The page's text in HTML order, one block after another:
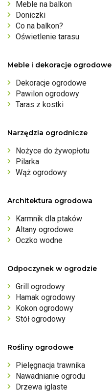
Meble na balkon
Doniczki
Co na balkon?
Oświetlenie tarasu
Meble i dekoracje ogrodowe
Dekoracje ogrodowe
Pawilon ogrodowy
Taras z kostki
Narzędzia ogrodnicze
Nożyce do żywopłotu
Pilarka
Wąż ogrodowy
Architektura ogrodowa
Karmnik dla ptaków
Altany ogrodowe
Oczko wodne
Odpoczynek w ogrodzie
Grill ogrodowy
Hamak ogrodowy
Kokon ogrodowy
Stół ogrodowy
Rośliny ogrodowe
Pielęgnacja trawnika
Nawadnianie ogrodu
Drzewa iglaste